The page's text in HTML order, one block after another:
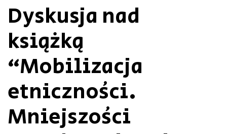
Dyskusja nad
książką
“Mobilizacja
etniczności.
Mniejszości